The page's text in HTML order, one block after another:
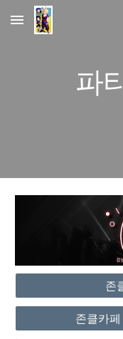
Skip to main content
파
존
존클카